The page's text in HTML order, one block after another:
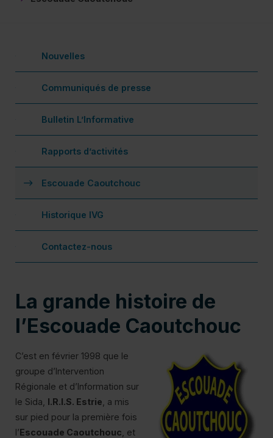
Nouvelles
Communiqués de presse
Bulletin L’Informative
Rapports d’activités
Escouade Caoutchouc(actuellement sélectionné)
Historique IVG
Contactez-nous
La grande histoire de
l’Escouade Caoutchouc
C’est en février 1998 que le
groupe d’Intervention
Régionale et d’Information sur
le Sida, I.R.I.S. Estrie , a mis
sur pied pour la première fois
l’Escouade Caoutchouc , et